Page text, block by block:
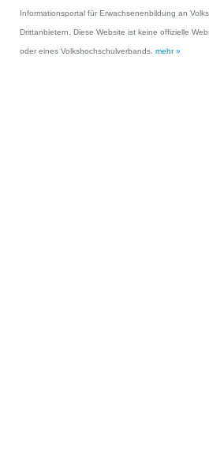
Informationsportal für Erwachsenenbildung an
Drittanbietern. Diese Website ist keine offizielle
oder eines Volkshochschulverbands. mehr »